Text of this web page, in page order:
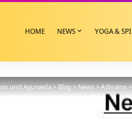
HOME NEWS YOGA &
und Ayurveda>Blog>News>Ashrams